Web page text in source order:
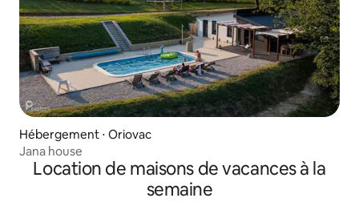
Hébergement ⋅ Oriovac
Jana house
Location de maisons de vacances à la
semaine